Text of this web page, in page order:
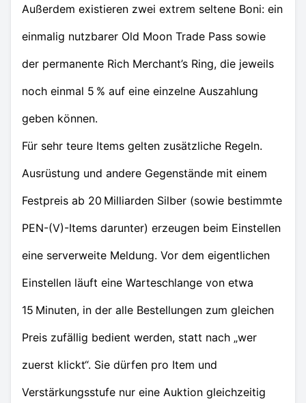
Außerdem existieren zwei extrem seltene Boni: ein
einmalig nutzbarer Old Moon Trade Pass sowie
der permanente Rich Merchant’s Ring, die jeweils
noch einmal 5 % auf eine einzelne Auszahlung
geben können.
Für sehr teure Items gelten zusätzliche Regeln.
Ausrüstung und andere Gegenstände mit einem
Festpreis ab 20 Milliarden Silber (sowie bestimmte
PEN-(V)-Items darunter) erzeugen beim Einstellen
eine serverweite Meldung. Vor dem eigentlichen
Einstellen läuft eine Warteschlange von etwa
15 Minuten, in der alle Bestellungen zum gleichen
Preis zufällig bedient werden, statt nach „wer
zuerst klickt“. Sie dürfen pro Item und
Verstärkungsstufe nur eine Auktion gleichzeitig